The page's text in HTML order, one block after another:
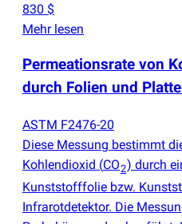
830 $
Mehr lesen
Permeationsrate von
durch Folien und
ASTM F2476-20
Diese Messung bestimmt
Kohlendioxid (CO2) durch
Kunststofffolie bzw.
Infrarotdetektor. Die